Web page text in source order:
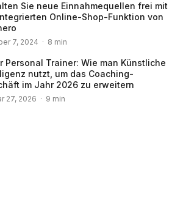
Sie neue Einnahmequellen frei mit
Online-Shop-Funktion von
7, 2024 · 8 min
Personal Trainer: Wie man Künstliche
nutzt, um das Coaching-
im Jahr 2026 zu erweitern
27, 2026 · 9 min